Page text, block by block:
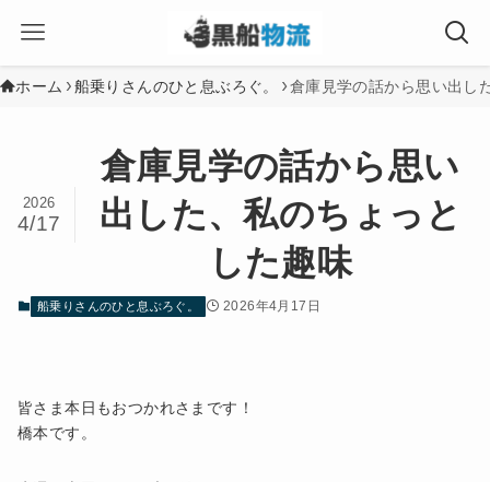
ホーム 船乗りさんのひと息ぶろぐ。 倉庫見学の話から思い出し
倉庫見学の話から思い
出した、私のちょっと
した趣味
2026
4/17
船乗りさんのひと息ぶろぐ。 2026年4月17日
皆さま本日もおつかれさまです！
橋本です。